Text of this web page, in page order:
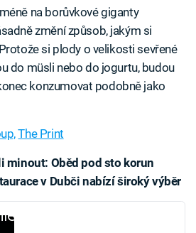
na borůvkové giganty
změní způsob, jakým si
si plody o velikosti sevřené
do müsli nebo do jogurtu, budou
konzumovat podobně jako
The Print
minout: Oběd pod sto korun
v Dubči nabízí široký výběr
to fetch